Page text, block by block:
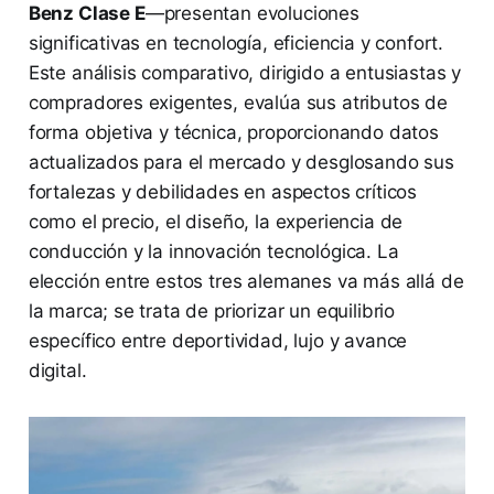
Benz Clase E—presentan evoluciones
significativas en tecnología, eficiencia y confort.
Este análisis comparativo, dirigido a entusiastas y
compradores exigentes, evalúa sus atributos de
forma objetiva y técnica, proporcionando datos
actualizados para el mercado y desglosando sus
fortalezas y debilidades en aspectos críticos
como el precio, el diseño, la experiencia de
conducción y la innovación tecnológica. La
elección entre estos tres alemanes va más allá de
la marca; se trata de priorizar un equilibrio
específico entre deportividad, lujo y avance
digital.